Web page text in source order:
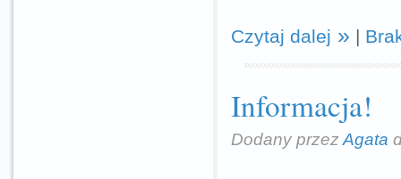
Czytaj dalej |
Informacja!
Dodany przez Agata